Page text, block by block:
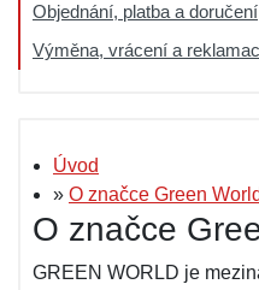
Objednání, platba a doručení
Výměna, vrácení a
Úvod
» O značce Green World
O značce
GREEN WORLD je